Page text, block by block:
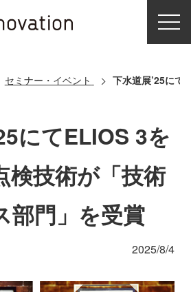
導入事例
テクノロジー
ドモビリティ研究所
お問い合わせ
セミナー・イベント 下水道展’25にて
にてELIOS 3を
検技術が「技術
部門」を受賞
2025/8/4